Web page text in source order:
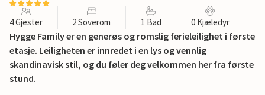
4 Gjester 2 Soverom 1 Bad 0 Kjæledyr
Hygge Family er en generøs og romslig ferieleilighet i første
etasje. Leiligheten er innredet i en lys og vennlig
skandinavisk stil, og du føler deg velkommen her fra første
stund.